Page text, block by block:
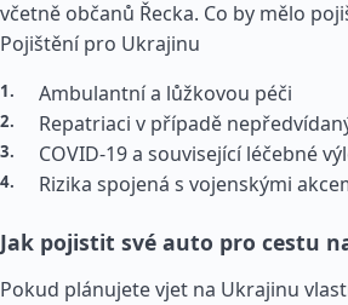
včetně občanů Řecka. Co by mělo
Pojištění pro Ukrajinu
Ambulantní a lůžkovou péči
Repatriaci v případě
COVID-19 a související léčebné
Rizika spojená s vojenskými
Jak pojistit své auto pro cestu
Pokud plánujete vjet na Ukrajinu